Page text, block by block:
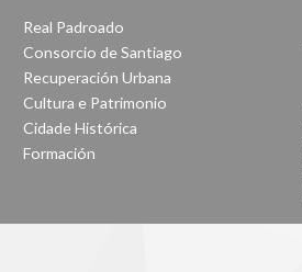
Real Padroado
Consorcio de Santiago
Recuperación Urbana
Cultura e Patrimonio
Cidade Histórica
Formación